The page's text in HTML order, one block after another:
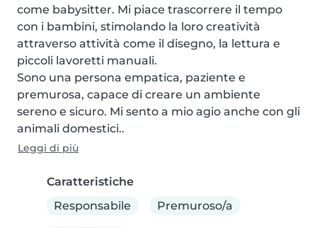
come babysitter. Mi piace trascorrere il tempo
con i bambini, stimolando la loro creatività
attraverso attività come il disegno, la lettura e
piccoli lavoretti manuali.
Sono una persona empatica, paziente e
premurosa, capace di creare un ambiente
sereno e sicuro. Mi sento a mio agio anche con gli
animali domestici..
Leggi di più
Caratteristiche
Responsabile
Premuroso/a